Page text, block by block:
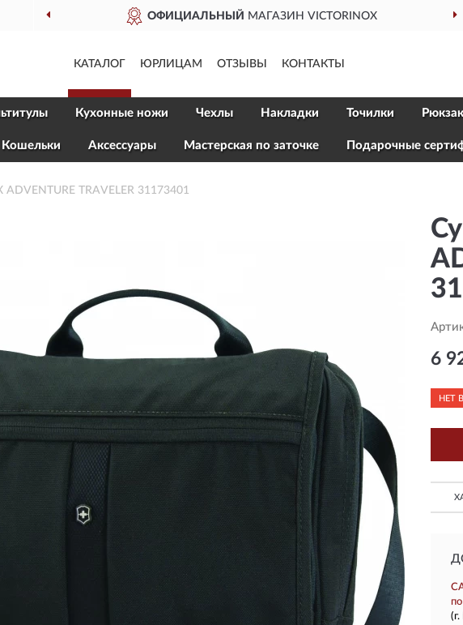
ОФИЦИАЛЬНЫЙ МАГАЗИН VICTORINOX
КАТАЛОГ ЮРЛИЦАМ ОТЗЫВЫ КОНТАКТЫ
Кухонные ножи Чехлы Накладки Точилки
Кошельки Aксессуары Мастерская по заточке Подарочные
ADVENTURE TRAVELER 31173401
6
НЕТ